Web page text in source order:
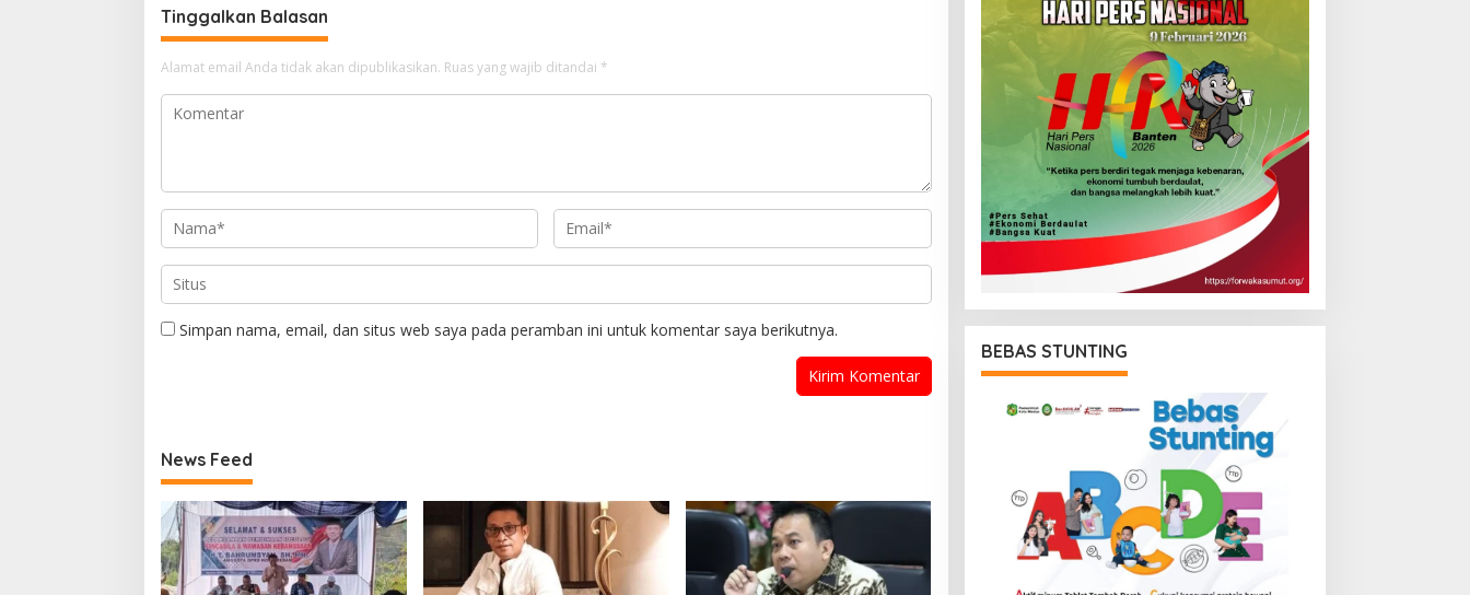
Tinggalkan Balasan
Alamat email Anda tidak akan dipublikasikan. Ruas yang wajib ditandai *
Simpan nama, email, dan situs web saya pada peramban ini untuk komentar saya berikutnya.
News Feed
BEBAS STUNTING